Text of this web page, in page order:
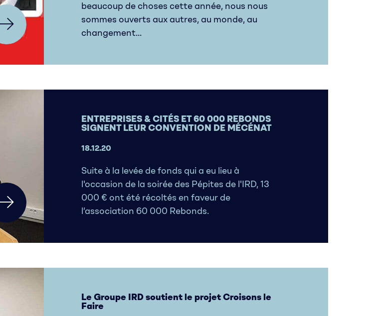
beaucoup de choses cette année, nous nous
sommes ouverts aux autres, au monde, au
changement...
ENTREPRISES & CITÉS ET 60 000 REBONDS
SIGNENT LEUR CONVENTION DE MÉCÉNAT
18.12.20
Suite à la levée de fonds qui a eu lieu à
l'occasion de la soirée des Pépites de l'IRD, 13
000 € ont été récoltés en faveur de
l’association 60 000 Rebonds.
Le Groupe IRD soutient le projet Croisons le
Faire